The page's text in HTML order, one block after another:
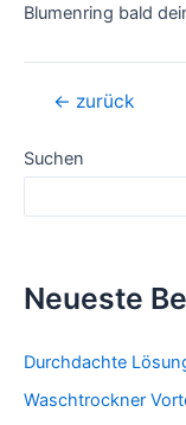
Blumenring bald
Beitragsnavigation
← zurück
Suchen
Neueste
Durchdachte
Waschtrockner